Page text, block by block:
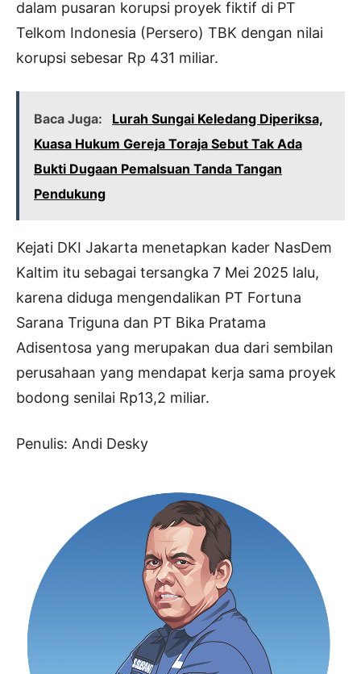
dalam pusaran korupsi proyek fiktif di PT
Telkom Indonesia (Persero) TBK dengan nilai
korupsi sebesar Rp 431 miliar.
Baca Juga:
Lurah Sungai Keledang Diperiksa,
Kuasa Hukum Gereja Toraja Sebut Tak Ada
Bukti Dugaan Pemalsuan Tanda Tangan
Pendukung
Kejati DKI Jakarta menetapkan kader NasDem
Kaltim itu sebagai tersangka 7 Mei 2025 lalu,
karena diduga mengendalikan PT Fortuna
Sarana Triguna dan PT Bika Pratama
Adisentosa yang merupakan dua dari sembilan
perusahaan yang mendapat kerja sama proyek
bodong senilai Rp13,2 miliar.
Penulis: Andi Desky